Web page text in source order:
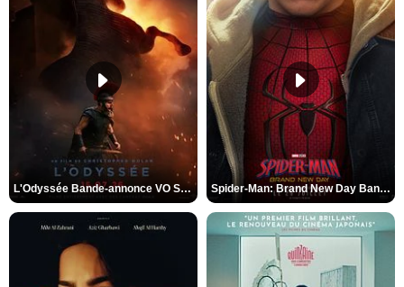
L'Odyssée Bande-annonce VO STFR Spider-Man: Brand New Day Bande-annonce VO STFR